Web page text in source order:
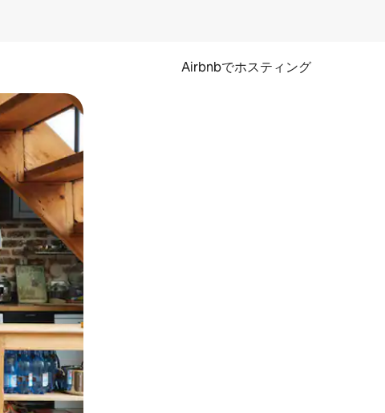
Airbnbでホスティング
とができます。